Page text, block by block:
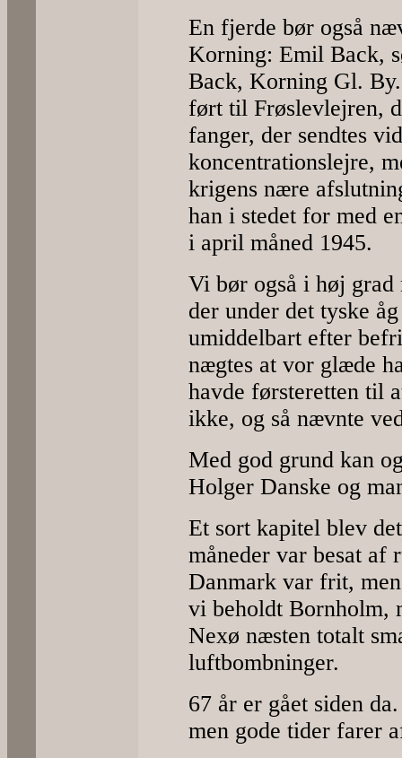
En fjerde bør også
Korning: Emil Back,
Back, Korning Gl.
ført til Frøslevlejren,
fanger, der sendtes
koncentrationslejre,
krigens nære
han i stedet for med
i april måned 1945.
Vi bør også i høj
der under det tyske
umiddelbart efter
nægtes at vor glæde
havde førsteretten til
ikke, og så nævnte
Med god grund kan
Holger Danske og
Et sort kapitel blev
måneder var besat af
Danmark var frit,
vi beholdt Bornholm,
Nexø næsten totalt
luftbombninger.
67 år er gået siden
men gode tider farer